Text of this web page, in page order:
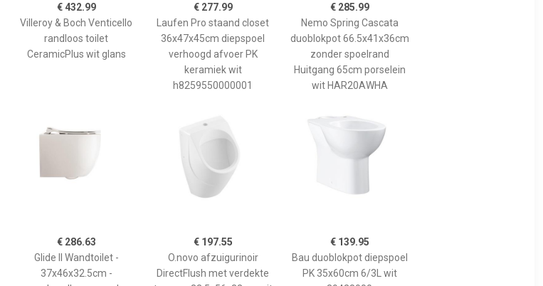
€ 432.99
Villeroy & Boch Venticello
randloos toilet
CeramicPlus wit glans
€ 277.99
Laufen Pro staand closet
36x47x45cm diepspoel
verhoogd afvoer PK
keramiek wit
h8259550000001
€ 285.99
Nemo Spring Cascata
duoblokpot 66.5x41x36cm
zonder spoelrand
Huitgang 65cm porselein
wit HAR20AWHA
€ 286.63
Glide II Wandtoilet -
37x46x32.5cm -
€ 197.55
O.novo afzuigurinoir
DirectFlush met verdekte
€ 139.95
Bau duoblokpot diepspoel
PK 35x60cm 6/3L wit